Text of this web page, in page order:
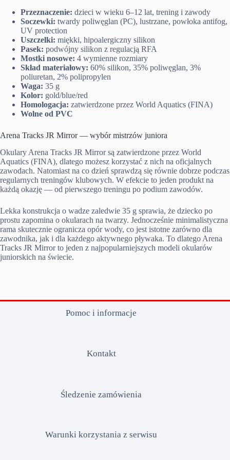
Przeznaczenie: dzieci w wieku 6–12 lat, trening i zawody
Soczewki: twardy poliwęglan (PC), lustrzane, powłoka antifog,
UV protection
Uszczelki: miękki, hipoalergiczny silikon
Pasek: podwójny silikon z regulacją RFA
Mostki nosowe: 4 wymienne rozmiary
Skład materiałowy: 60% silikon, 35% poliwęglan, 3%
poliuretan, 2% polipropylen
Waga: 35 g
Kolor: gold/blue/red
Homologacja: zatwierdzone przez World Aquatics (FINA)
Wolne od PVC
Arena Tracks JR Mirror — wybór mistrzów juniora
Okulary Arena Tracks JR Mirror są zatwierdzone przez World
Aquatics (FINA), dlatego możesz korzystać z nich na oficjalnych
zawodach. Natomiast na co dzień sprawdzą się równie dobrze podczas
regularnych treningów klubowych. W efekcie to jeden produkt na
każdą okazję — od pierwszego treningu po podium zawodów.
Lekka konstrukcja o wadze zaledwie 35 g sprawia, że dziecko po
prostu zapomina o okularach na twarzy. Jednocześnie minimalistyczna
rama skutecznie ogranicza opór wody, co jest istotne zarówno dla
zawodnika, jak i dla każdego aktywnego pływaka. To dlatego Arena
Tracks JR Mirror to jeden z najpopularniejszych modeli okularów
juniorskich na świecie.
Pomoc i informacje
Kontakt
Śledzenie zamówienia
Warunki korzystania z serwisu